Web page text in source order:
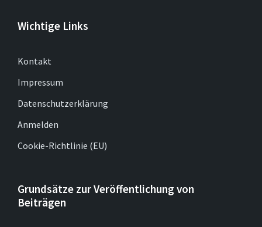
Wichtige Links
Kontakt
Impressum
Datenschutzerklärung
Anmelden
Cookie-Richtlinie (EU)
Grundsätze zur Veröffentlichung von
Beiträgen